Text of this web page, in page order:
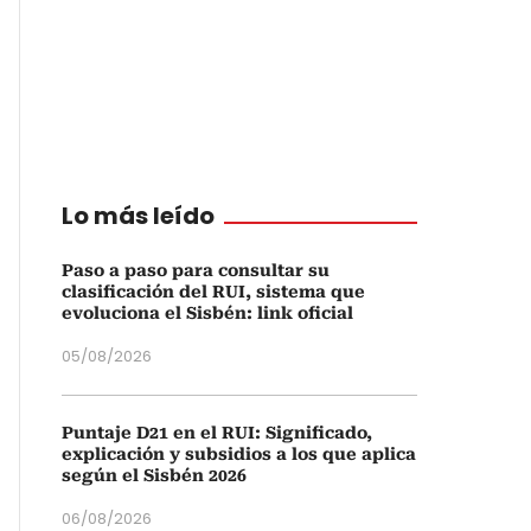
Lo más leído
Paso a paso para consultar su
clasificación del RUI, sistema que
evoluciona el Sisbén: link oficial
05/08/2026
Puntaje D21 en el RUI: Significado,
explicación y subsidios a los que aplica
según el Sisbén 2026
06/08/2026